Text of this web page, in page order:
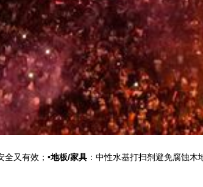
全又有效；•地板/家具 ：中性水基打扫剂避免腐蚀木